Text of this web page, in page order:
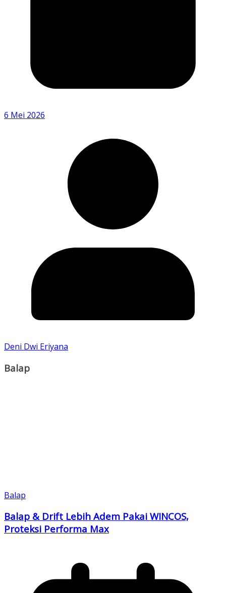
6 Mei 2026
Deni Dwi Eriyana
Balap
Balap
Balap & Drift Lebih Adem Pakai WINCOS,
Proteksi Performa Max